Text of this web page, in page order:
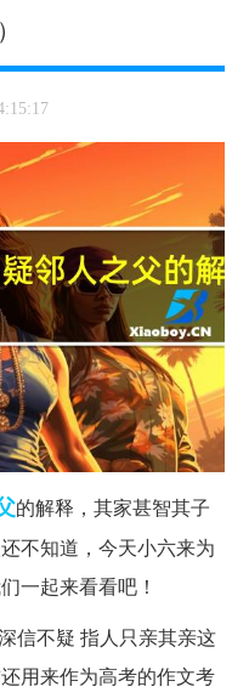
的解释，其家甚智其子
不知道，今天小六来为
一起来看看吧！
信不疑 指人只亲其亲这
用来作为高考的作文考